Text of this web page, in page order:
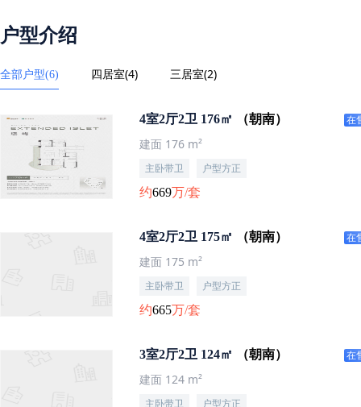
户型介绍
全部户型(6) 四居室(4) 三居室(2)
4室2厅2卫 176㎡ （朝南） 在
建面 176 m²
主卧带卫
户型方正
约669万/套
4室2厅2卫 175㎡ （朝南） 在
建面 175 m²
主卧带卫
户型方正
约665万/套
3室2厅2卫 124㎡ （朝南） 在
建面 124 m²
主卧带卫
户型方正